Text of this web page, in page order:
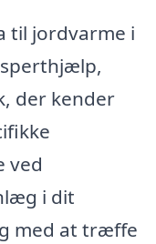
til jordvarme i
der kender
ved
i dit
med at træffe